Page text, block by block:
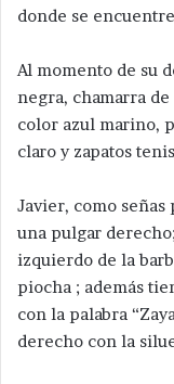
donde se encuentre
Al momento de su
negra, chamarra
color azul marino,
claro y zapatos
Javier, como
una pulgar
izquierdo de la
piocha ; además
con la palabra
derecho con la